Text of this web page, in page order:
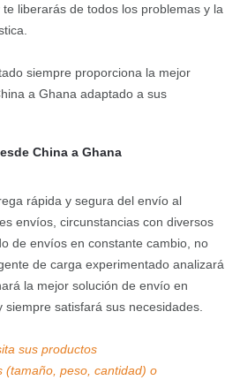
liberarás de todos los problemas y la
siempre proporciona la mejor
a Ghana adaptado a sus
China a Ghana
rápida y segura del envío al
envíos, circunstancias con diversos
de envíos en constante cambio, no
de carga experimentado analizará
la mejor solución de envío en
satisfará sus necesidades.
sus productos
(tamaño, peso, cantidad) o